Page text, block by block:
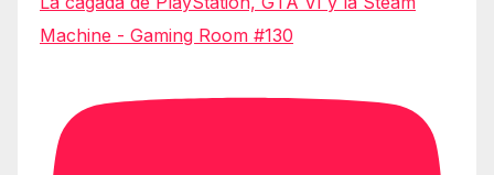
Machine - Gaming Room #130